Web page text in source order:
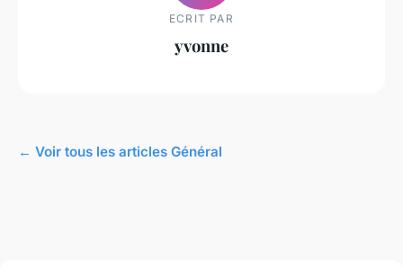
ECRIT PAR
yvonne
← Voir tous les articles Général